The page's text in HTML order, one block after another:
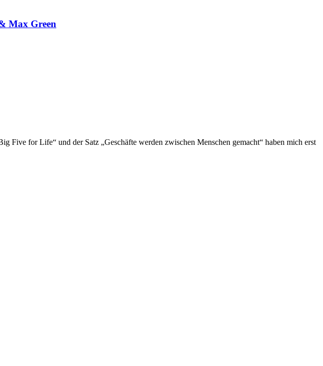
Max Green
Five for Life“ und der Satz „Geschäfte werden zwischen Menschen gemacht“ haben mich erst